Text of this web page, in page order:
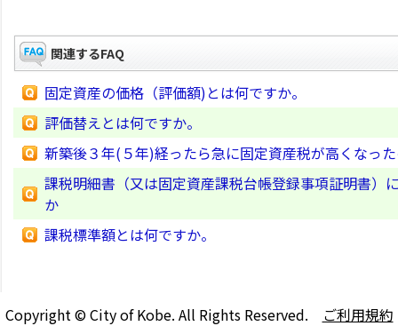
関連するFAQ
固定資産の価格（評価額)とは何ですか。
評価替えとは何ですか。
新築後３年(５年)経ったら急に固定資産税が高くなっ
課税明細書（又は固定資産課税台帳登録事項証明書）
か
課税標準額とは何ですか。
Copyright © City of Kobe. All Rights Reserved. ご利用規約